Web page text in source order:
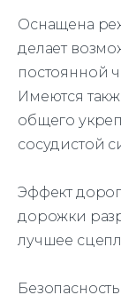
Оснащена
делает
постоянной
Имеются
общего
сосудистой
Эффект
дорожки
лучшее